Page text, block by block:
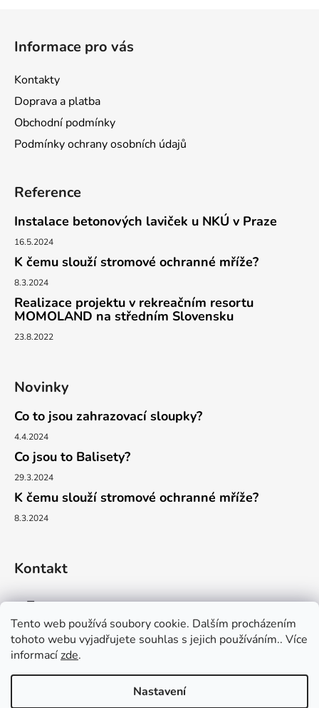
Tento web používá soubory cookie. Dalším procházením
tohoto webu vyjadřujete souhlas s jejich používáním.. Více
informacízde.
Nastavení
Informace pro vás
Kontakty
Doprava a platba
Obchodní podmínky
Podmínky ochrany osobních údajů
Reference
Instalace betonových laviček u NKÚ v Praze
16.5.2024
K čemu slouží stromové ochranné mříže?
8.3.2024
Realizace projektu v rekreačním resortu
MOMOLAND na středním Slovensku
23.8.2022
Novinky
Co to jsou zahrazovací sloupky?
4.4.2024
Co jsou to Balisety?
29.3.2024
K čemu slouží stromové ochranné mříže?
8.3.2024
Kontakt
info@proficity.cz
+420 731 379 531